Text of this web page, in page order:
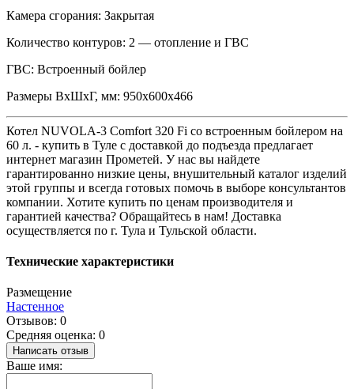
Камера сгорания: Закрытая
Количество контуров: 2 — отопление и ГВС
ГВС: Встроенный бойлер
Размеры ВхШхГ, мм: 950х600х466
Котел NUVOLA-3 Comfort 320 Fi со встроенным бойлером на
60 л. - купить в Туле с доставкой до подъезда предлагает
интернет магазин Прометей. У нас вы найдете
гарантированно низкие цены, внушительный каталог изделий
этой группы и всегда готовых помочь в выборе консультантов
компании. Хотите купить по ценам производителя и
гарантией качества? Обращайтесь в нам! Доставка
осуществляется по г. Тула и Тульской области.
Технические характеристики
Размещение
Настенное
Отзывов: 0
Средняя оценка: 0
Написать отзыв
Ваше имя: